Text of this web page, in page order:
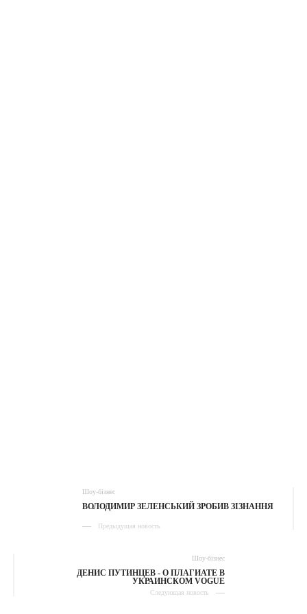
Шоу-бізнес
ВОЛОДИМИР ЗЕЛЕНСЬКИЙ ЗРОБИВ ЗІЗНАННЯ
Предыдущая новость
Шоу-бізнес
ДЕНИС ПУТИНЦЕВ - О ПЛАГИАТЕ В
УКРАИНСКОМ VOGUE
Следующая новость